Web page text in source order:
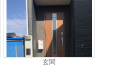
玄関